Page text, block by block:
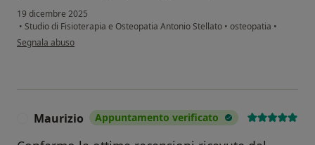
19 dicembre 2025
• Studio di Fisioterapia e Osteopatia Antonio Stellato • osteopatia •
secondo l'opinione dell'utente Isabella
Segnala abuso
Maurizio Appuntamento verificato